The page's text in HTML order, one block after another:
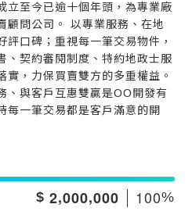
立至今已逾十個年頭，為專業廠
顧問公司。 以專業服務、在地
評口碑；重視每一筆交易物件，
、契約審閱制度、特約地政士服
實，力保買賣雙方的多重權益。
、與客戶互惠雙贏是OO開發有
每一筆交易都是客戶滿意的開
$ 2,000,000 100%